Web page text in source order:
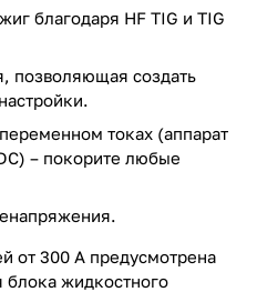
благодаря HF TIG и TIG
позволяющая создать
токах (аппарат
– покорите любые
от 300 А предусмотрена
жидкостного